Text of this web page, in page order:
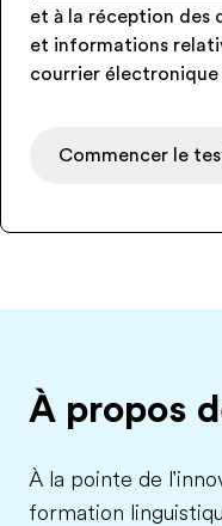
et à la réception des
et informations
courrier
Commencer le
À propos
À la pointe de
formation